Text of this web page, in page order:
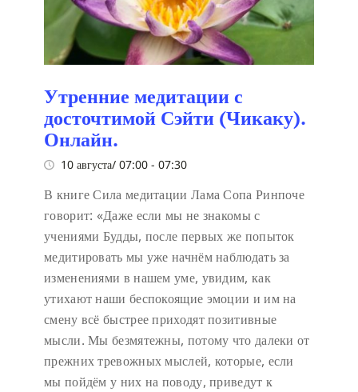
Утренние медитации с
досточтимой Сэйти (Чикаку).
Онлайн.
10 августа/ 07:00 - 07:30
В книге Сила медитации Лама Сопа Ринпоче
говорит: «Даже если мы не знакомы с
учениями Будды, после первых же попыток
медитировать мы уже начнём наблюдать за
изменениями в нашем уме, увидим, как
утихают наши беспокоящие эмоции и им на
смену всё быстрее приходят позитивные
мысли. Мы безмятежны, потому что далеки от
прежних тревожных мыслей, которые, если
мы пойдём у них на поводу, приведут к